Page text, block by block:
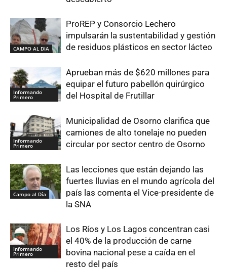
CAMPO AL DIA
ProREP y Consorcio Lechero
impulsarán la sustentabilidad y gestión
de residuos plásticos en sector lácteo
Informando
Primero
Aprueban más de $620 millones para
equipar el futuro pabellón quirúrgico
del Hospital de Frutillar
Informando
Primero
Municipalidad de Osorno clarifica que
camiones de alto tonelaje no pueden
circular por sector centro de Osorno
Campo al Día
Las lecciones que están dejando las
fuertes lluvias en el mundo agrícola del
país las comenta el Vice-presidente de
la SNA
Informando
Primero
Los Ríos y Los Lagos concentran casi
el 40% de la producción de carne
bovina nacional pese a caída en el
resto del país